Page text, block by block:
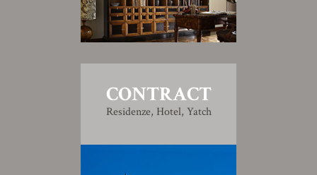
CONTRACT
Residenze, Hotel, Yatch